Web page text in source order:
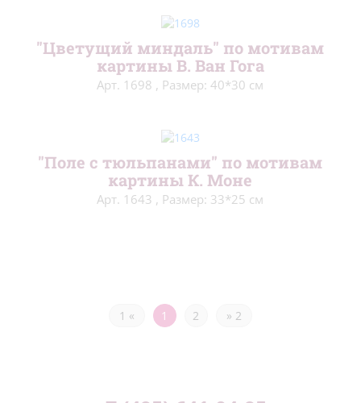
"Цветущий миндаль" по мотивам
картины В. Ван Гога
Арт. 1698 , Размер: 40*30 см
"Поле с тюльпанами" по мотивам
картины К. Моне
Арт. 1643 , Размер: 33*25 см
1 « 1 2 » 2